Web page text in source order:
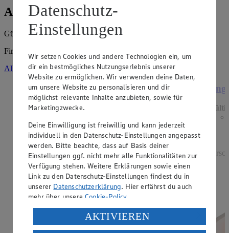
Angebote der Woche
Gültig vom03.08.2026bis zum08.08.2026
Firma: Andreas Jastrebow e.K., Busestr. 42, 28213 Bremen
Alle Angebote ansehen
Angebot:Grünländer
Gültig ab 06.08.2026
Rabattierter Preis von 1.49€ (Insgesamt -44%
Rabatt)
dt. Schnittkäse, in Würfeln oder Scheiben, versch.
Sorten und Fettstufen, 120/140g Packung, (1kg =
12,42/10,64)
Datenschutz-
Einstellungen
Wir setzen Cookies und andere Technologien ein, um
dir ein bestmögliches Nutzungserlebnis unserer
Website zu ermöglichen. Wir verwenden deine Daten,
um unsere Website zu personalisieren und dir
möglichst relevante Inhalte anzubieten, sowie für
Marketingzwecke.
Deine Einwilligung ist freiwillig und kann jederzeit
individuell in den Datenschutz-Einstellungen angepasst
werden. Bitte beachte, dass auf Basis deiner
Einstellungen ggf. nicht mehr alle Funktionalitäten zur
Verfügung stehen. Weitere Erklärungen sowie einen
Link zu den Datenschutz-Einstellungen findest du in
unserer Datenschutzerklärung. Hier erfährst du auch
mehr über unsereCookie-Policy.
Verarbeitung deiner personenbezogenen Daten in den
USA durch Facebook und YouTube:
AKTIVIEREN